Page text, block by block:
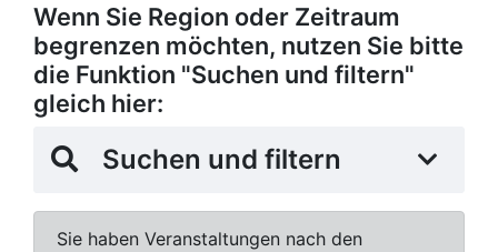
Wenn Sie Region oder Zeitraum
begrenzen möchten, nutzen Sie bitte
die Funktion "Suchen und filtern"
gleich hier:
Suchen und filtern
Sie haben Veranstaltungen nach den